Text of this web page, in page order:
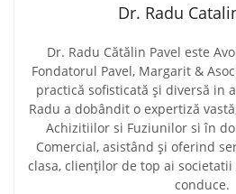
Dr. Radu
Dr. Radu Cătălin Pavel este
Fondatorul Pavel, Margarit &
practică sofisticată și diversă in
Radu a dobândit o expertiză
Achizitiilor si Fuziunilor si în
Comercial, asistând și oferind
clasa, clienților de top ai societatii
conduce.